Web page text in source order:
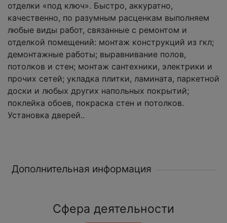
отделки «под ключ». Быстро, аккуратно,
качественно, по разумным расценкам выполняем
любые виды работ, связанные с ремонтом и
отделкой помещений: монтаж конструкций из гкл;
демонтажные работы; выравнивание полов,
потолков и стен; монтаж сантехники, электрики и
прочих сетей; укладка плитки, ламината, паркетной
доски и любых других напольных покрытий;
поклейка обоев, покраска стен и потолков.
Установка дверей..
Дополнительная информация
Сфера деятельности